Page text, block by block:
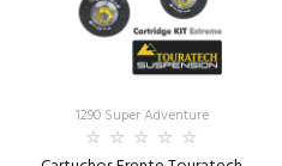
1290 Super Adventure